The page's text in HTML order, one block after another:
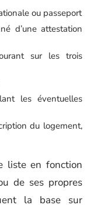
ou passeport
d’une attestation
sur les trois
les éventuelles
du logement,
liste en fonction
de ses propres
la base sur